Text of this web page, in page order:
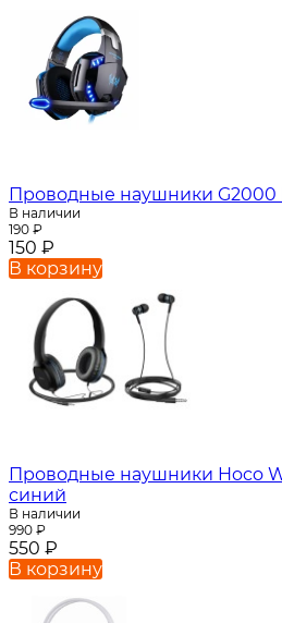
Проводные наушники G2000
В наличии
190 ₽
150 ₽
В корзину
Проводные наушники Hoco
синий
В наличии
990 ₽
550 ₽
В корзину